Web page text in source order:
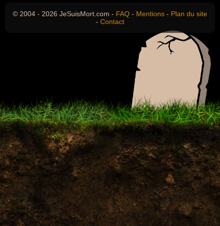
© 2004 - 2026 JeSuisMort.com - FAQ - Mentions - Plan du site
- Contact